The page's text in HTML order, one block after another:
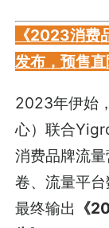
《2023消费
发布，预售直
2023年伊始
心）联合
消费品牌流
卷、流量平
最终输出 《